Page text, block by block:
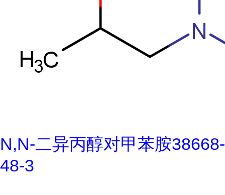
N,N-二异丙醇对甲苯胺38668-
48-3